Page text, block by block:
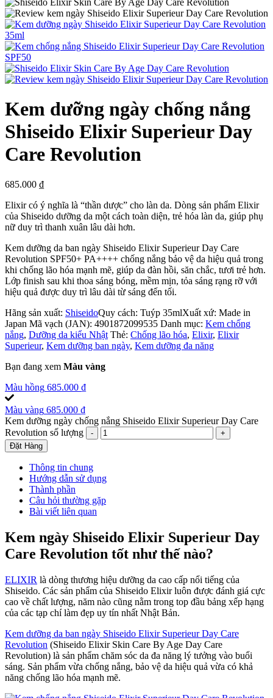
Kem dưỡng ngày chống nắng
Shiseido Elixir Superieur Day
Care Revolution
685.000 ₫
Elixir có ý nghĩa là “thần dược” cho làn da. Dòng sản phẩm Elixir
của Shiseido dưỡng da một cách toàn diện, trẻ hóa làn da, giúp phụ
nữ duy trì thanh xuân lâu dài hơn.
Kem dưỡng da ban ngày Shiseido Elixir Superieur Day Care
Revolution SPF50+ PA++++ chống nắng bảo vệ da hiệu quả trong
khi chống lão hóa mạnh mẽ, giúp da đàn hồi, săn chắc, tươi trẻ hơn.
Lớp finish sau khi thoa sáng bóng, mềm mịn, tỏa sáng rạng rỡ với
hiệu quả được duy trì lâu dài từ sáng đến tối.
Hãng sản xuất: ShiseidoQuy cách: Tuýp 35mlXuất xứ: Made in
Japan Mã vạch (JAN): 4901872099535 Danh mục: Kem chống
nắng, Dưỡng da kiểu Nhật Thẻ: Chống lão hóa, Elixir, Elixir
Superieur, Kem dưỡng ban ngày, Kem dưỡng đa năng
Bạn đang xem Màu vàng
Màu hồng 685.000 ₫
Màu vàng 685.000 ₫
Kem dưỡng ngày chống nắng Shiseido Elixir Superieur Day Care
Revolution số lượng
Đặt Hàng
Thông tin chung
Hướng dẫn sử dụng
Thành phần
Câu hỏi thường gặp
Bài viết liên quan
Kem ngày Shiseido Elixir Superieur Day
Care Revolution tốt như thế nào?
ELIXIR là dòng thương hiệu dưỡng da cao cấp nổi tiếng của
Shiseido. Các sản phẩm của Shiseido Elixir luôn được đánh giá cực
cao về chất lượng, năm nào cũng nằm trong top đầu bảng xếp hạng
của các tạp chí làm đẹp uy tín nhất Nhật Bản.
Kem dưỡng da ban ngày Shiseido Elixir Superieur Day Care
Revolution (Shiseido Elixir Skin Care By Age Day Care
Revolution) là sản phẩm chăm sóc da đa năng lý tưởng vào buổi
sáng. Sản phẩm vừa chống nắng, bảo vệ da hiệu quả vừa có khả
năng chống lão hóa mạnh mẽ.